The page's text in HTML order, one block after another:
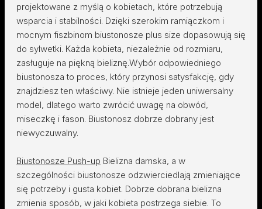
projektowane z myślą o kobietach, które potrzebują
wsparcia i stabilności. Dzięki szerokim ramiączkom i
mocnym fiszbinom biustonosze plus size dopasowują się
do sylwetki. Każda kobieta, niezależnie od rozmiaru,
zasługuje na piękną bieliznę.Wybór odpowiedniego
biustonosza to proces, który przynosi satysfakcję, gdy
znajdziesz ten właściwy. Nie istnieje jeden uniwersalny
model, dlatego warto zwrócić uwagę na obwód,
miseczkę i fason. Biustonosz dobrze dobrany jest
niewyczuwalny.
Biustonosze Push-up Bielizna damska, a w
szczególności biustonosze odzwierciedlają zmieniające
się potrzeby i gusta kobiet. Dobrze dobrana bielizna
zmienia sposób, w jaki kobieta postrzega siebie. To